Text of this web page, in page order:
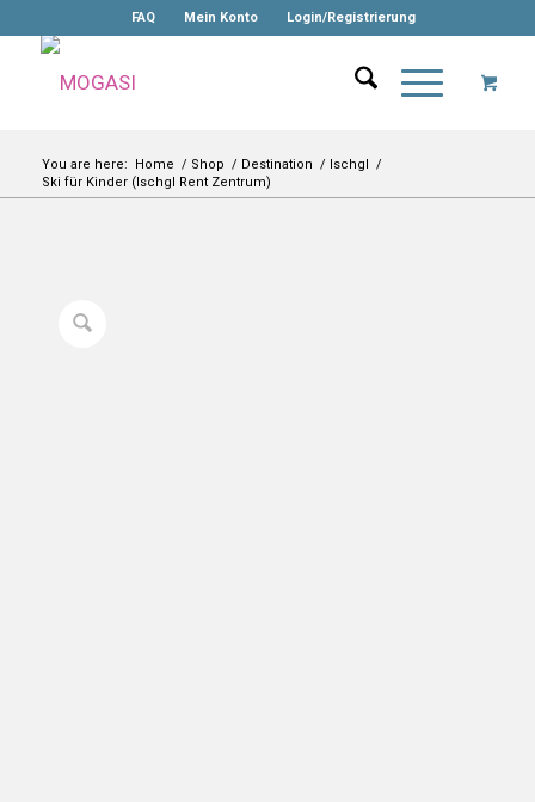
FAQ Mein Konto Login/Registrierung
You are here: Home / Shop / Destination / Ischgl /
Ski für Kinder (Ischgl Rent Zentrum)